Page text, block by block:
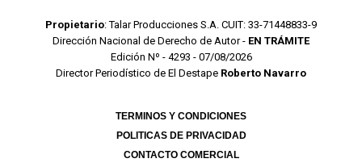
Propietario: Talar Producciones S.A. CUIT: 33-71448833-9
Dirección Nacional de Derecho de Autor - EN TRÁMITE
Edición Nº - 4293 - 07/08/2026
Director Periodístico de El Destape Roberto Navarro
TERMINOS Y CONDICIONES
POLITICAS DE PRIVACIDAD
CONTACTO COMERCIAL